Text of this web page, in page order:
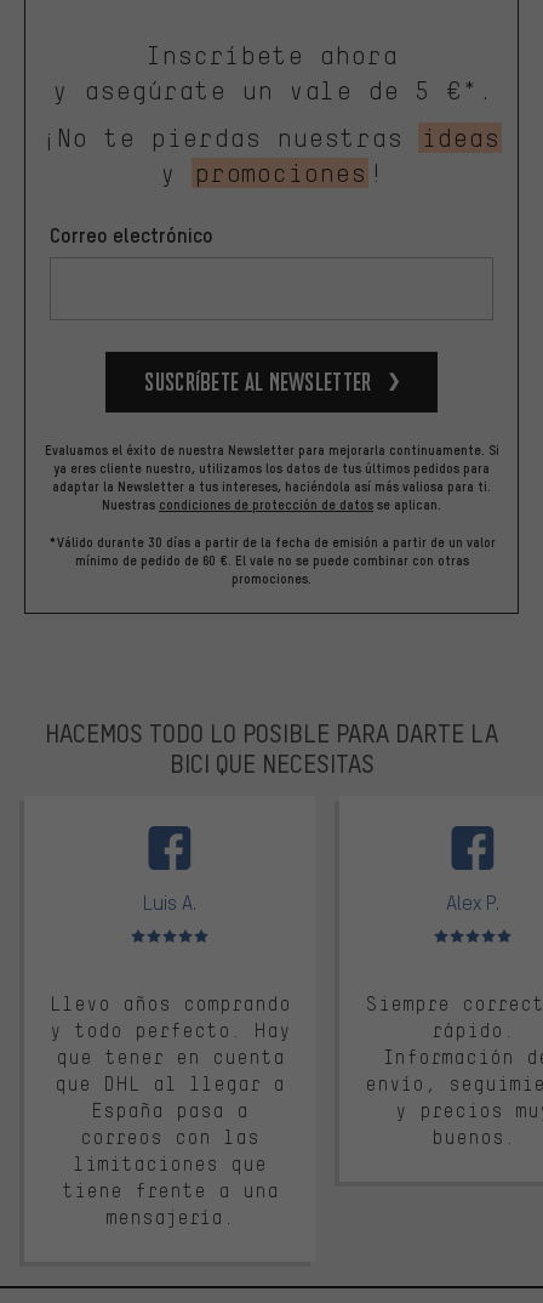
Inscríbete ahora
y asegúrate un vale de 5 €*.
¡No te pierdas nuestras
ideas
y
promociones !
Correo electrónico
Suscríbete al newsletter
Evaluamos el éxito de nuestra Newsletter para mejorarla continuamente. Si
ya eres cliente nuestro, utilizamos los datos de tus últimos pedidos para
adaptar la Newsletter a tus intereses, haciéndola así más valiosa para ti.
Nuestras condiciones de protección de datos se aplican.
*Válido durante 30 días a partir de la fecha de emisión a partir de un valor
mínimo de pedido de 60 €. El vale no se puede combinar con otras
promociones.
HACEMOS TODO LO POSIBLE PARA DARTE LA
BICI QUE NECESITAS
Luis A.
Valoración media: 5 de 5
Llevo años comprando
y todo perfecto. Hay
que tener en cuenta
que DHL al llegar a
España pasa a
correos con las
limitaciones que
tiene frente a una
mensajería.
Alex P.
Valoración
Siempre
rápido.
Información
envío,
y precios
buenos.